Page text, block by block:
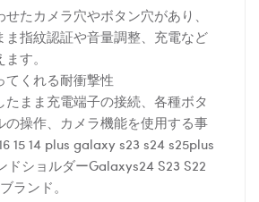
せたカメラ穴やボタン穴があり、
ま指紋認証や音量調整、充電など
す。
てくれる耐衝撃性
たまま充電端子の接続、各種ボタ
の操作、カメラ機能を使用する事
15 14 plus galaxy s23 s24 s25plus
ドショルダーGalaxys24 S23 S22
ランド。